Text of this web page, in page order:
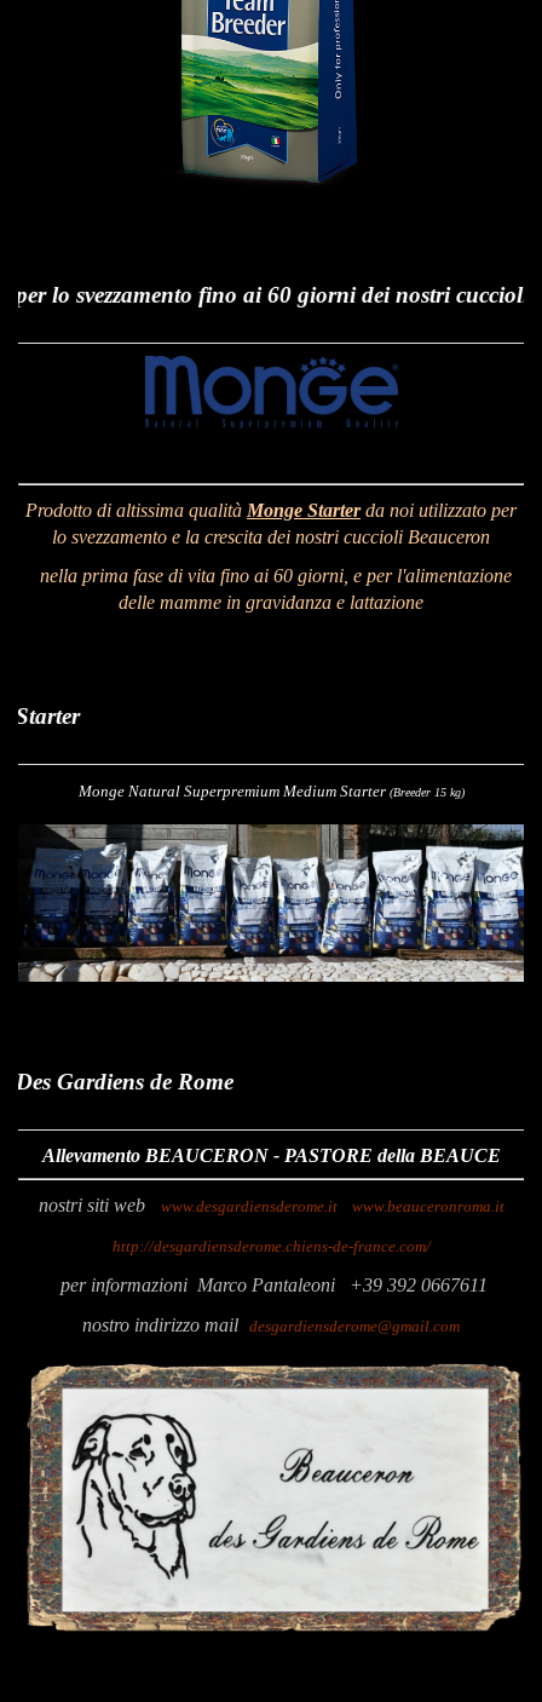
lo svezzamento fino ai 60 giorni dei nostri cuccioli
Prodotto di altissima qualità Monge Starterda noi utilizzato per
lo svezzamento e la crescita dei nostri cuccioli Beauceron
nella prima fase di vita fino ai 60 giorni, e per l'alimentazione
delle mamme in gravidanza e lattazione
Monge Natural Superpremium Medium Starter (Breeder 15 kg)
Gardiens de Rome
Allevamento BEAUCERON - PASTORE della BEAUCE
nostri siti web www.desgardiensderome.it www.beauceronroma.it
http://desgardiensderome.chiens-de-france.com/
per informazioni Marco Pantaleoni
+39 392 0667611
nostro indirizzo mail desgardiensderome@gmail.com